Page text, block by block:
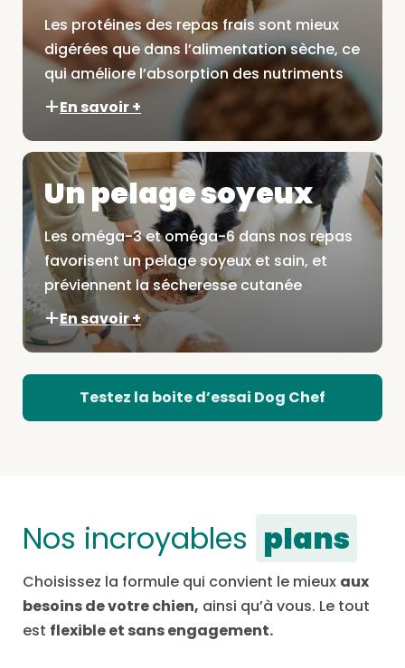
Les protéines des repas frais sont mieux
digérées que dans l’alimentation sèche, ce
qui améliore l’absorption des nutriments
En savoir +
Un pelage soyeux
Les oméga-3 et oméga-6 dans nos repas
favorisent un pelage soyeux et sain, et
préviennent la sécheresse cutanée
En savoir +
Testez la boite d’essai Dog Chef
Nos incroyables plans
Choisissez la formule qui convient le mieux aux
besoins de votre chien, ainsi qu’à vous. Le tout
est flexible et sans engagement.